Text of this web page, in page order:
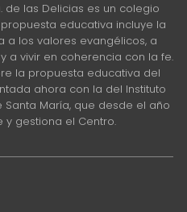
de las Delicias es un colegio
educativa incluye la
a los valores evangélicos, a
a vivir en coherencia con la fe.
la propuesta educativa del
ahora con la del Instituto
Santa María, que desde el año
y gestiona el Centro.